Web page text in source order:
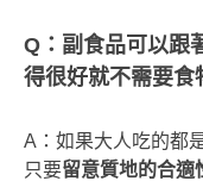
Q ：副食品可以跟
得很好就不需要食
A：如果大人吃的都
只要留意質地的合適